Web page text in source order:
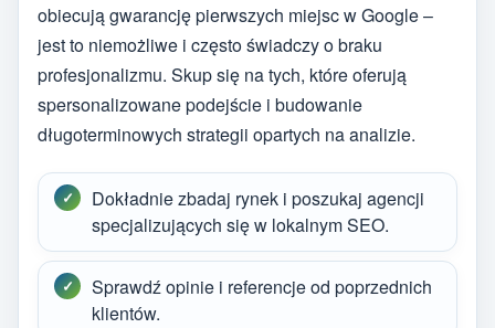
obiecują gwarancję pierwszych miejsc w Google –
jest to niemożliwe i często świadczy o braku
profesjonalizmu. Skup się na tych, które oferują
spersonalizowane podejście i budowanie
długoterminowych strategii opartych na analizie.
Dokładnie zbadaj rynek i poszukaj agencji
specjalizujących się w lokalnym SEO.
Sprawdź opinie i referencje od poprzednich
klientów.